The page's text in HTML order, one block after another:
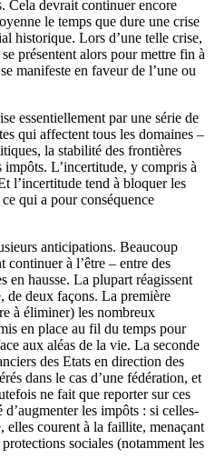
Cela devrait continuer encore
le temps que dure une crise
historique. Lors d’une telle crise,
présentent alors pour mettre fin à
manifeste en faveur de l’une ou
essentiellement par une série de
qui affectent tous les domaines –
la stabilité des frontières
impôts. L’incertitude, y compris à
l’incertitude tend à bloquer les
qui a pour conséquence
anticipations. Beaucoup
continuer à l’être – entre des
en hausse. La plupart réagissent
de deux façons. La première
à éliminer) les nombreux
en place au fil du temps pour
aux aléas de la vie. La seconde
des Etats en direction des
dans le cas d’une fédération, et
ne fait que reporter sur ces
d’augmenter les impôts : si celles-
elles courent à la faillite, menaçant
sociales (notamment les